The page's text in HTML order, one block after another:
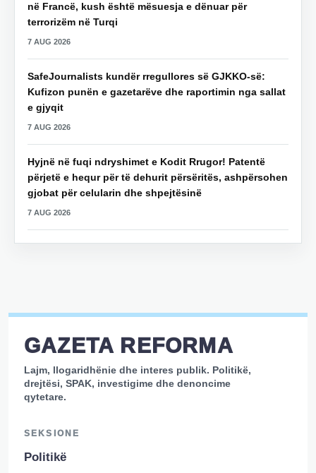
në Francë, kush është mësuesja e dënuar për
terrorizëm në Turqi
7 AUG 2026
SafeJournalists kundër rregullores së GJKKO-së:
Kufizon punën e gazetarëve dhe raportimin nga sallat
e gjyqit
7 AUG 2026
Hyjnë në fuqi ndryshimet e Kodit Rrugor! Patentë
përjetë e hequr për të dehurit përsëritës, ashpërsohen
gjobat për celularin dhe shpejtësinë
7 AUG 2026
GAZETA REFORMA
Lajm, llogaridhënie dhe interes publik. Politikë,
drejtësi, SPAK, investigime dhe denoncime
qytetare.
SEKSIONE
Politikë